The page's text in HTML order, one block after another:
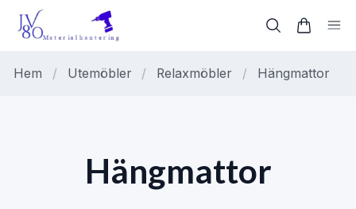
Hem / Utemöbler / Relaxmöbler / Hängmattor
Hängmattor